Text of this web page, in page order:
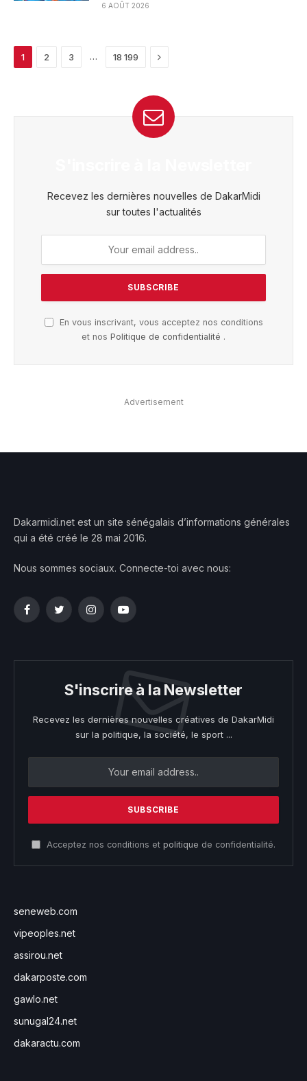
6 AOÛT 2026
1 2 3 … 18 199 Next
Recevez les dernières nouvelles de DakarMidi
sur toutes l'actualités
En vous inscrivant, vous acceptez nos conditions
et nos Politique de confidentialité .
Advertisement
Dakarmidi.net est un site sénégalais d’informations générales
qui a été créé le 28 mai 2016.
Nous sommes sociaux. Connecte-toi avec nous:
FacebookTwitterInstagramYouTube
S'inscrire à la Newsletter
Recevez les dernières nouvelles créatives de DakarMidi
sur la politique, la société, le sport ...
Acceptez nos conditions et politique de confidentialité.
seneweb.com
vipeoples.net
assirou.net
dakarposte.com
gawlo.net
sunugal24.net
dakaractu.com